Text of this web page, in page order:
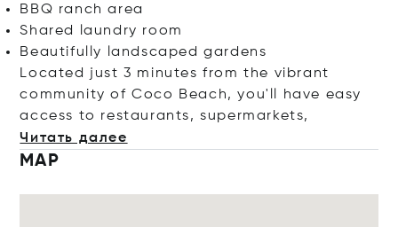
BBQ ranch area
Shared laundry room
Beautifully landscaped gardens
Located just 3 minutes from the vibrant
community of Coco Beach, you'll have easy
access to restaurants, supermar kets,
Читать далее
MAP